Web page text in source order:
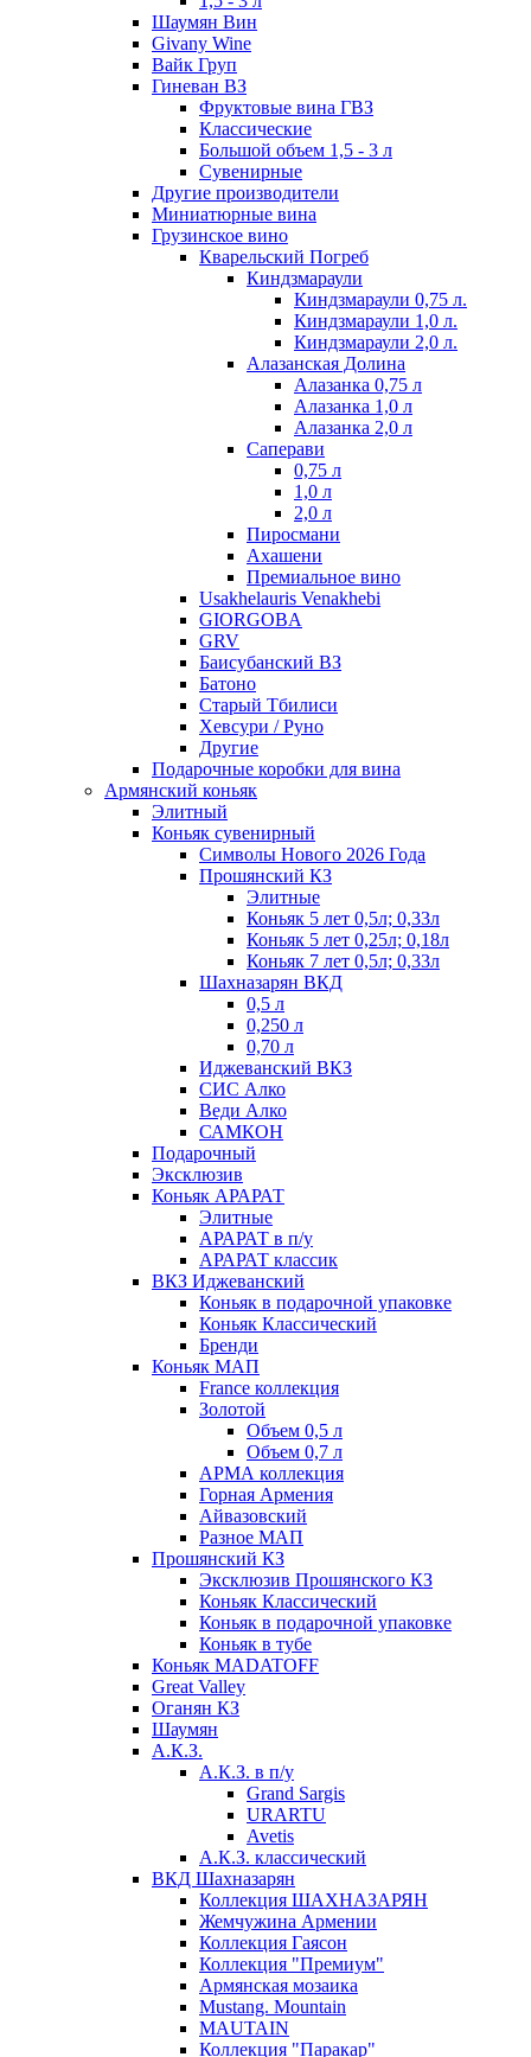
Шаумян Вин
Givany Wine
Вайк Груп
Гиневан ВЗ
Фруктовые вина ГВЗ
Классические
Большой объем 1,5 - 3 л
Сувенирные
Другие производители
Миниатюрные вина
Грузинское вино
Кварельский Погреб
Киндзмараули
Киндзмараули 0,75 л.
Киндзмараули 1,0 л.
Киндзмараули 2,0 л.
Алазанская Долина
Алазанка 0,75 л
Алазанка 1,0 л
Алазанка 2,0 л
Саперави
0,75 л
1,0 л
2,0 л
Пиросмани
Ахашени
Премиальное вино
Usakhelauris Venakhebi
GIORGOBA
GRV
Баисубанский ВЗ
Батоно
Старый Тбилиси
Хевсури / Руно
Другие
Подарочные коробки для вина
Армянский коньяк
Элитный
Коньяк сувенирный
Символы Нового 2026 Года
Прошянский КЗ
Элитные
Коньяк 5 лет 0,5л; 0,33л
Коньяк 5 лет 0,25л; 0,18л
Коньяк 7 лет 0,5л; 0,33л
Шахназарян ВКД
0,5 л
0,250 л
0,70 л
Иджеванский ВКЗ
СИС Алко
Веди Алко
САМКОН
Подарочный
Эксклюзив
Коньяк АРАРАТ
Элитные
АРАРАТ в п/у
АРАРАТ классик
ВКЗ Иджеванский
Коньяк в подарочной упаковке
Коньяк Классический
Бренди
Коньяк МАП
France коллекция
Золотой
Объем 0,5 л
Объем 0,7 л
АРМА коллекция
Горная Армения
Айвазовский
Разное МАП
Прошянский КЗ
Эксклюзив Прошянского КЗ
Коньяк Классический
Коньяк в подарочной упаковке
Коньяк в тубе
Коньяк MADATOFF
Great Valley
Оганян КЗ
Шаумян
А.К.З.
А.К.З. в п/у
Grand Sargis
URARTU
Avetis
А.К.З. классический
ВКД Шахназарян
Коллекция ШАХНАЗАРЯН
Жемчужина Армении
Коллекция Гаясон
Коллекция "Премиум"
Армянская мозаика
Mustang. Mountain
MAUTAIN
Коллекция "Паракар"